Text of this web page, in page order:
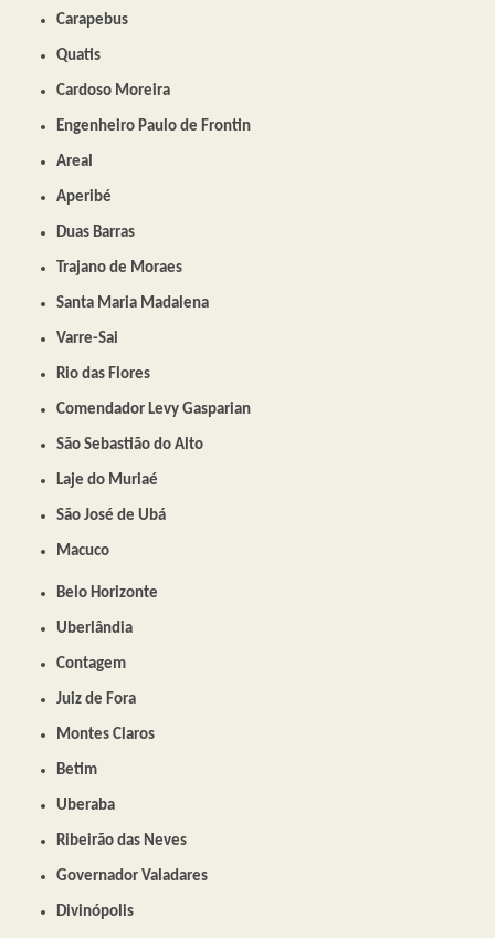
Carapebus
Quatis
Cardoso Moreira
Engenheiro Paulo de Frontin
Areal
Aperibé
Duas Barras
Trajano de Moraes
Santa Maria Madalena
Varre-Sai
Rio das Flores
Comendador Levy Gasparian
São Sebastião do Alto
Laje do Muriaé
São José de Ubá
Macuco
Belo Horizonte
Uberlândia
Contagem
Juiz de Fora
Montes Claros
Betim
Uberaba
Ribeirão das Neves
Governador Valadares
Divinópolis